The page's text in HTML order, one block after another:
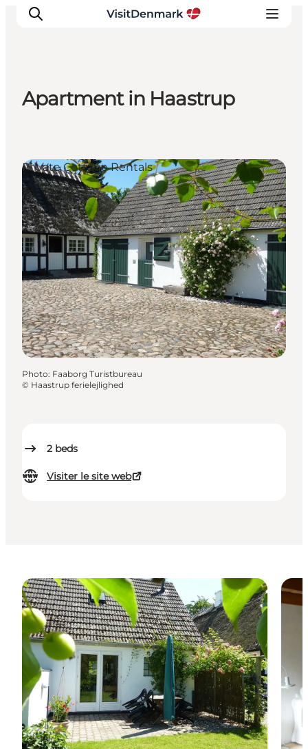
Quoi faire
Hébergements
Planifiez votre voyage
Apartment in Haastrup
2 beds
Visiter le site web
Private Cottage Rentals
Photo: Faaborg Turistbureau
© Haastrup ferielejlighed